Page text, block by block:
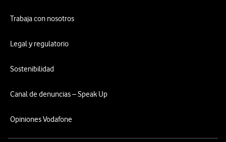
Trabaja con nosotros
Legal y regulatorio
Sostenibilidad
Canal de denuncias – Speak Up
Opiniones Vodafone